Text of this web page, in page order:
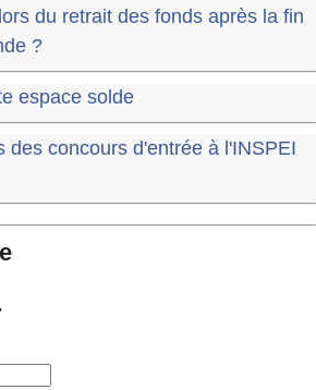
du retrait des fonds après la fin
?
espace solde
des concours d'entrée à l'INSPEI